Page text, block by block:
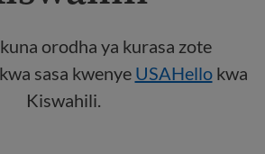
orodha ya kurasa zote
sasa kwenye USAHellokwa
Kiswahili.